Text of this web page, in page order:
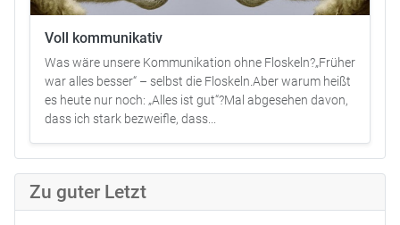
Voll kommunikativ
Was wäre unsere Kommunikation ohne Floskeln?„Früher
war alles besser“ – selbst die Floskeln.Aber warum heißt
es heute nur noch: „Alles ist gut“?Mal abgesehen davon,
dass ich stark bezweifle, dass...
Zu guter Letzt